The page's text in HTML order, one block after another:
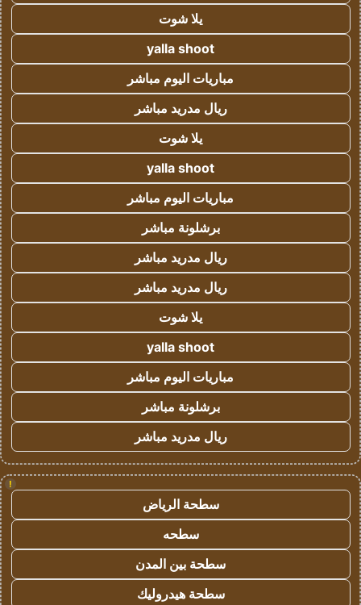
يلا شوت
yalla shoot
مباريات اليوم مباشر
ريال مدريد مباشر
يلا شوت
yalla shoot
مباريات اليوم مباشر
برشلونة مباشر
ريال مدريد مباشر
ريال مدريد مباشر
يلا شوت
yalla shoot
مباريات اليوم مباشر
برشلونة مباشر
ريال مدريد مباشر
!
سطحة الرياض
سطحه
سطحة بين المدن
سطحة هيدروليك